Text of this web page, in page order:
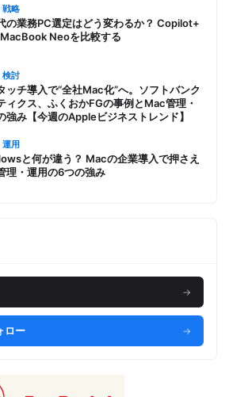
戦略
の業務PC選定はどう変わるか？ Copilot+
Neoを比較する
検討
ッチ導入で“全社Mac化”へ。ソフトバンク
ィクス、ふくおかFGの事例とMac管理・
強み【今週のAppleビジネストレンド】
用
と何が違う？ Macの企業導入で押さえ
理・運用の6つの強み
→
ロー →